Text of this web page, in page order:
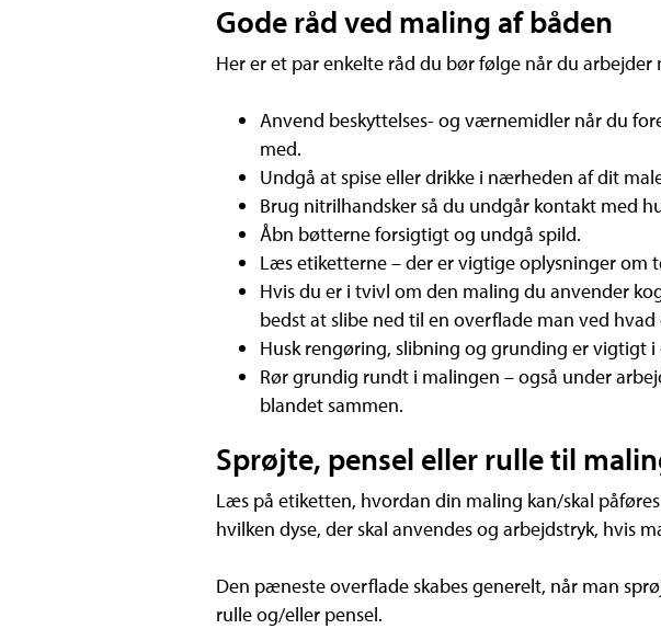
Gode råd ved maling af båden
Her er et par enkelte råd du bør følge når du
Anvend beskyttelses- og værnemidler når du
med.
Undgå at spise eller drikke i nærheden af dit
Brug nitrilhandsker så du undgår kontakt med
Åbn bøtterne forsigtigt og undgå spild.
Læs etiketterne – der er vigtige oplysninger om
Hvis du er i tvivl om den maling du anvender
bedst at slibe ned til en overflade man ved hvad
Husk rengøring, slibning og grunding er vigtigt
Rør grundig rundt i malingen – også under
blandet sammen.
Sprøjte, pensel eller rulle til
Læs på etiketten, hvordan din maling kan/skal
hvilken dyse, der skal anvendes og arbejdstryk, hvis
Den pæneste overflade skabes generelt, når man
rulle og/eller pensel.